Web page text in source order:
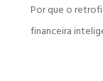
Por que o
financeira